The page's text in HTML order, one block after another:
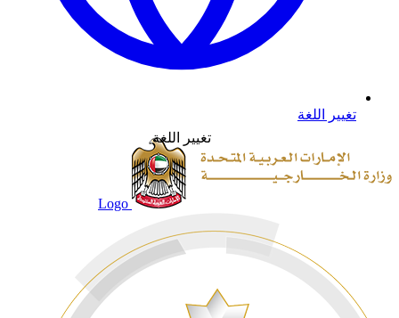
تغيير اللغة
تغيير اللغة
Logo